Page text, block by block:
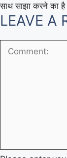
साथ साझा करने का
LEAVE A